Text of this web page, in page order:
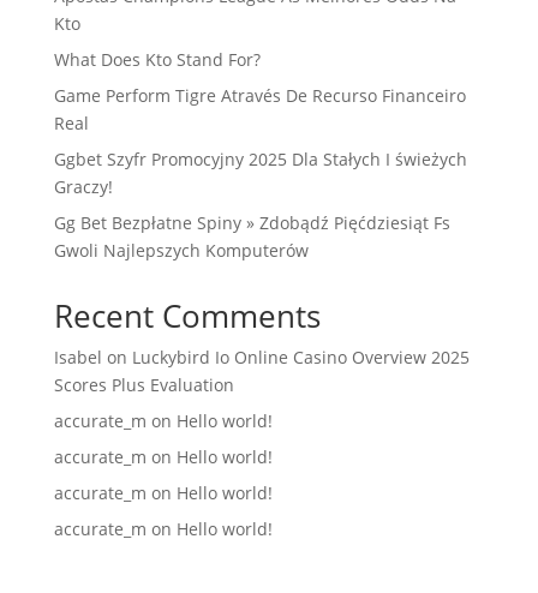
Kto
What Does Kto Stand For?
Game Perform Tigre Através De Recurso Financeiro
Real
Ggbet Szyfr Promocyjny 2025 Dla Stałych I świeżych
Graczy!
Gg Bet Bezpłatne Spiny » Zdobądź Pięćdziesiąt Fs
Gwoli Najlepszych Komputerów
Recent Comments
Isabel on Luckybird Io Online Casino Overview 2025
Scores Plus Evaluation
accurate_m on Hello world!
accurate_m on Hello world!
accurate_m on Hello world!
accurate_m on Hello world!